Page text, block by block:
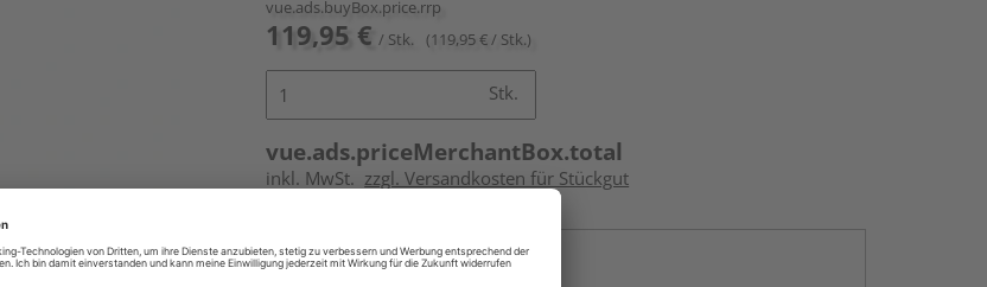
vue.ads.buyBox.price.rrp
119,95 € / Stk. (119,95 € / Stk.)
Stk.
vue.ads.priceMerchantBox.total
inkl. MwSt.zzgl. Versandkosten für Stückgut
Online bestellen